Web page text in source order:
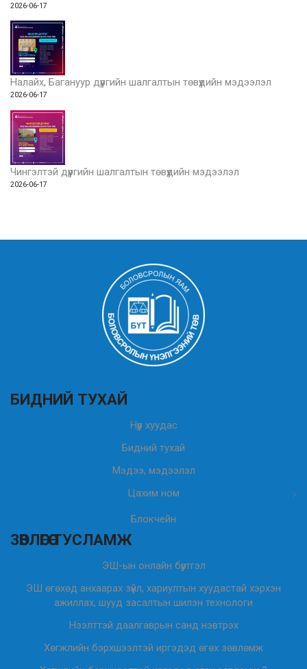
2026-06-17
Налайх, Багануур дүүргийн шалгалтын төвүүдийн мэдээлэл
2026-06-17
Чингэлтэй дүүргийн шалгалтын төвүүдийн мэдээлэл
2026-06-17
БИДНИЙ ТУХАЙ
Нүүр хуудас
Бидний тухай
Мэдээ, мэдээлэл
Цахим ном
Блокчейн
ЗӨВЛӨГӨӨ ТУСЛАМЖ
ЭШ-ын онлайн бүртгэл
ЭШ өгөхөд анхаарах зүйл, хариултын хуудастай хэрхэн
ажиллах, шууд засалтын шилэн технологи
Нээлттэй даалгаврын санд нэвтрэх
Хөгжлийн бэрхшээлтэй иргэдэд өгөх зөвлөмж